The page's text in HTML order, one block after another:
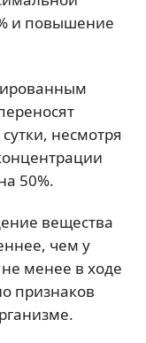
и повышение
несмотря
50%.
вещества
чем у
менее в ходе
признаков